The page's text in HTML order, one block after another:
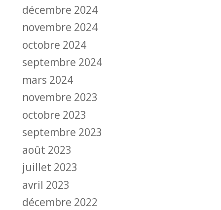
décembre 2024
novembre 2024
octobre 2024
septembre 2024
mars 2024
novembre 2023
octobre 2023
septembre 2023
août 2023
juillet 2023
avril 2023
décembre 2022